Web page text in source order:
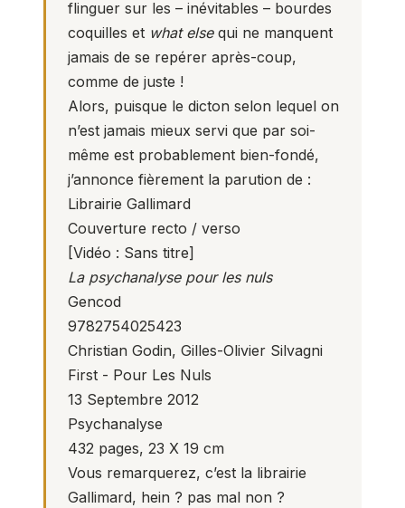
flinguer sur les – inévitables – bourdes
coquilles et what elsequi ne manquent
jamais de se repérer après-coup,
comme de juste !
Alors, puisque le dicton selon lequel on
n’est jamais mieux servi que par soi-
même est probablement bien-fondé,
j’annonce fièrement la parution de :
Librairie Gallimard
Couverture recto / verso
[Vidéo : Sans titre]
La psychanalyse pour les nuls
Gencod
9782754025423
Christian Godin, Gilles-Olivier Silvagni
First - Pour Les Nuls
13 Septembre 2012
Psychanalyse
432 pages, 23 X 19 cm
Vous remarquerez, c’est la librairie
Gallimard, hein ? pas mal non ?